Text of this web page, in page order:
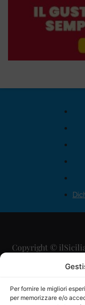
Per fornire le migliori
per memorizzare e/o
Copyright ©